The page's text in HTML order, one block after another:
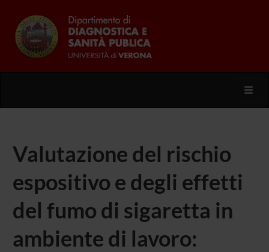
Valutazione del rischio
espositivo e degli effetti
del fumo di sigaretta in
ambiente di lavoro: